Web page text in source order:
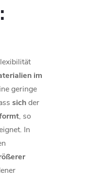
im
geringe
sichder
, so
In